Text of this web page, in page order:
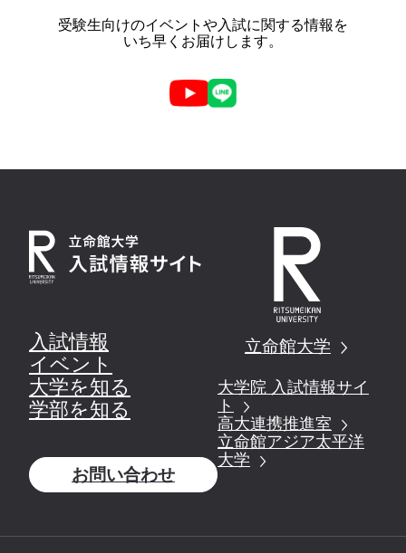
受験生向けのイベントや入試に関する情報を
いち早くお届けします。
入試情報
イベント
大学を知る
学部を知る
お問い合わせ
立命館大学
大学院 入試情報サイ
ト
高大連携推進室
立命館アジア太平洋
大学